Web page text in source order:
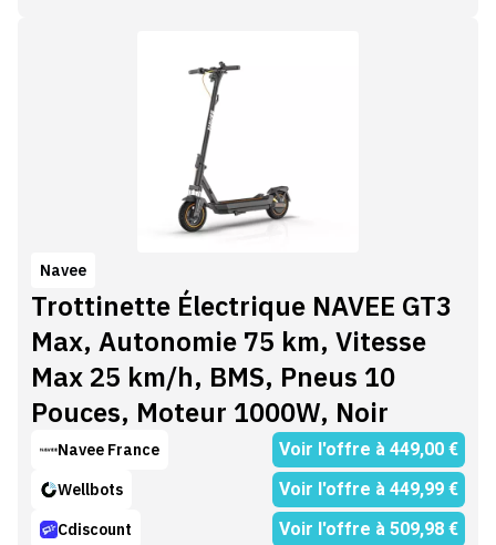
Navee
Trottinette Électrique NAVEE GT3
Max, Autonomie 75 km, Vitesse
Max 25 km/h, BMS, Pneus 10
Pouces, Moteur 1000W, Noir
Navee France Voir l'offre à 449,00€
Wellbots Voir l'offre à 449,99€
Cdiscount Voir l'offre à 509,98€